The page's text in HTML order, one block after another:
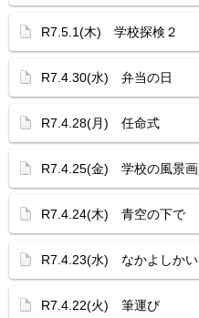
R7.5.1(木) 学校探検２
R7.4.30(水) 弁当の日
R7.4.28(月) 任命式
R7.4.25(金) 学校の風景画
R7.4.24(木) 青空の下で
R7.4.23(水) なかよしかい
R7.4.22(火) 筆運び